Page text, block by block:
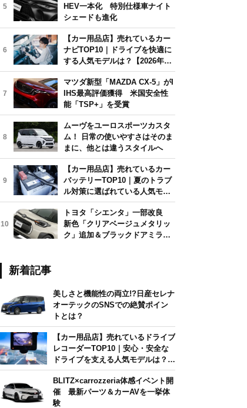
5
HEV一本化 特別仕様車ナイト
シェードも進化
6
【カー用品店】売れているカー
ナビTOP10｜ドライブを快適に
する人気モデルは？【2026年6
月版】
7
マツダ新型「MAZDA CX-5」がI
IHS最高評価獲得 米国安全性
能「TSP+」を受賞
8
ムーヴをユーロスポーツカスタ
ム！ 日常の使いやすさはそのま
まに、他とは違うスタイルへ
9
【カー用品店】売れているカー
バッテリーTOP10｜夏のトラブ
ル対策に選ばれている人気モデ
ルは？【2026年6月版】
10
トヨタ「シエンタ」一部改良
新色「クリアベージュメタリッ
ク」追加＆ブラックドアミラー
新着記事
美しさと機能性の両立!?日産セレナ
オーテックのSNSでの絶賛ポイン
トとは？
【カー用品店】売れているドライブ
レコーダーTOP10｜安心・安全な
ドライブを支える人気モデルは？
【2026年6月版】
BLITZ×carrozzeria体感イベント開
催 最新パーツ＆カーAVを一挙体
験